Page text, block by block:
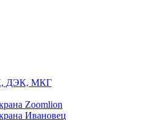
ДЭК, МКГ
Zoomlion
Ивановец